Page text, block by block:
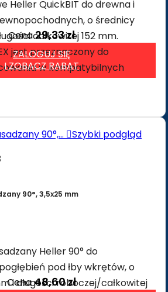
Heller QuickBIT do drewna i
o średnicy
całkowitej 152 mm.
jest przeznaczony do
w kompatybilnych
Cena29,33 zł
ZALOGUJ SIĘ
I ZOBACZ RABAT
Szybki podgląd
90°, 3,5x25 mm
Heller 90° do
pod łby wkrętów, o
i długości roboczej/całkowitej
Cena48,60 zł